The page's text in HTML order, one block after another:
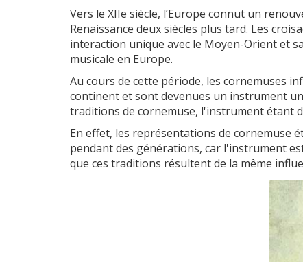
Vers le XIIe siècle, l’Europe connut un
Renaissance deux siècles plus tard. Les
interaction unique avec le Moyen-Orient et
musicale en Europe.
Au cours de cette période, les cornemuses
continent et sont devenues un instrument
traditions de cornemuse, l'instrument étant
En effet, les représentations de cornemuse
pendant des générations, car l'instrument
que ces traditions résultent de la même